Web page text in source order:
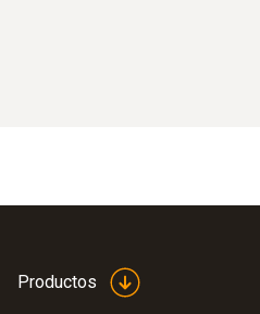
Productos